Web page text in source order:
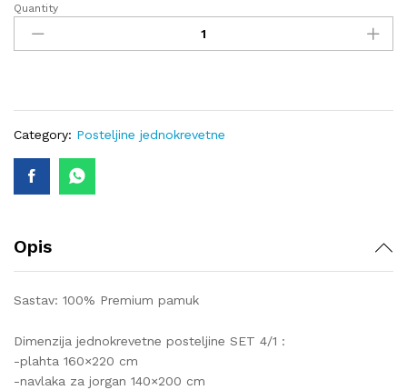
Premium
jednokrevetna
posteljina
SET
4/1
Quantity
Category: Posteljine jednokrevetne
Opis
Sastav: 100% Premium pamuk
Dimenzija jednokrevetne posteljine SET 4/1 :
-plahta 160×220 cm
-navlaka za jorgan 140×200 cm